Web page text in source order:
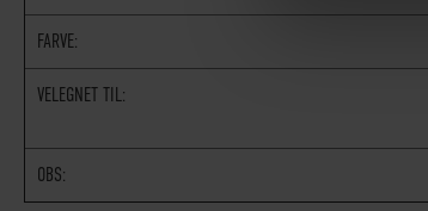
FARVE:
VELEGNET TIL:
OBS: